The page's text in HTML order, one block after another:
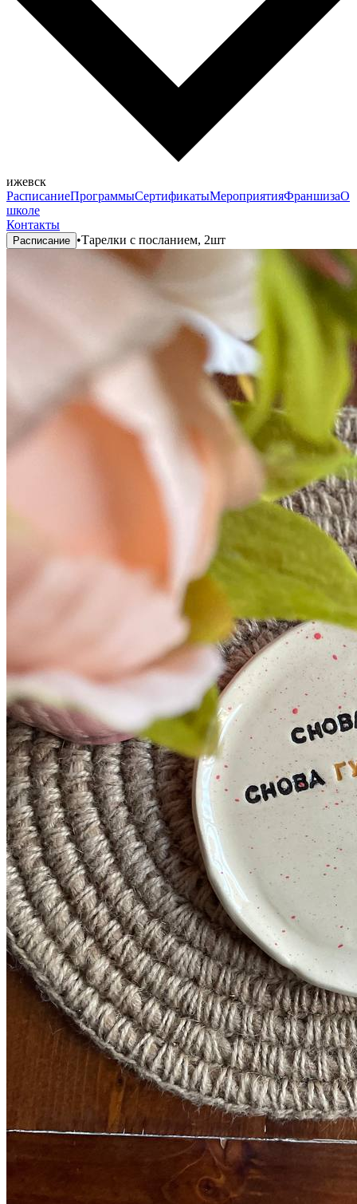
ижевск
РасписаниеПрограммыСертификатыМероприятияФраншизаО
школе
Контакты
Расписание •Тарелки с посланием, 2шт